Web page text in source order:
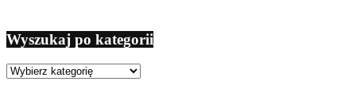
Wyszukaj po kategorii
Wyszukaj